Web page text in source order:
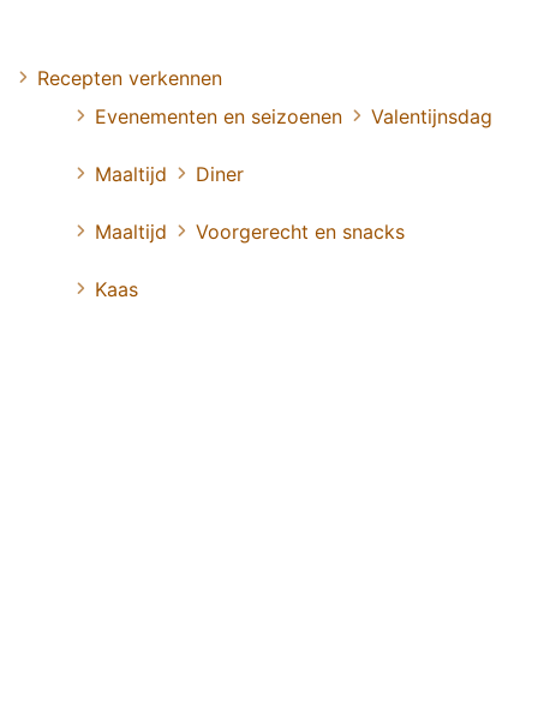
Recepten verkennen
Evenementen en seizoenen
Valentijnsdag
Maaltijd Diner
Maaltijd Voorgerecht en snacks
Kaas